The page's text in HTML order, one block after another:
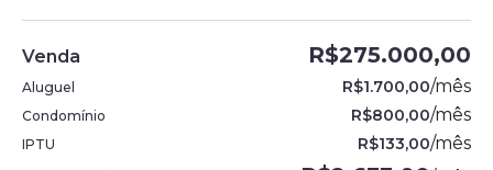
Venda R$275.000,00
Aluguel R$1.700,00/mês
Condomínio R$800,00/mês
IPTU R$133,00/mês